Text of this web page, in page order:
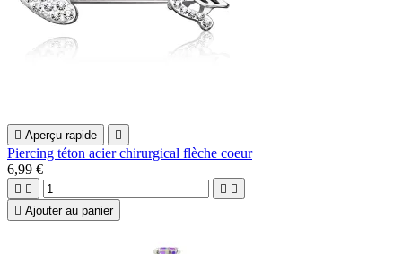
 Aperçu rapide 
Piercing téton acier chirurgical flèche coeur
6,99 €
   
 Ajouter au panier